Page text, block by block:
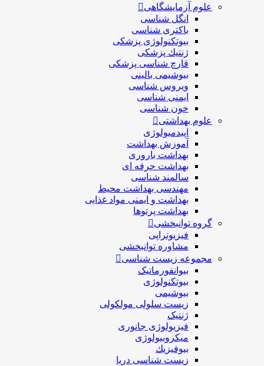
علوم آزمایشگاهی
انگل شناسی
باکتری شناسی
بیوتکنولوژی پزشکی
ژنتيك پزشکی
قارچ شناسی پزشكی
بیوشیمی بالینی
ویروس شناسی
ایمنی شناسی
خون شناسی
علوم بهداشتی
اپیدمیولوژی
آموزش بهداشت
بهداشت باروری
بهداشت حرفه ای
سالمند شناسی
مهندسی بهداشت محيط
بهداشت و ایمنی مواد غذایی
بهداشت پرتوها
گروه توانبخشی
فیزیوتراپی
مشاوره توانبخشی
مجموعه زیست شناسی
بیوانفورماتیک
بیوتکنولوژی
بیوشیمی
زیست سلولی مولکولی
ژنتیک
فیزیولوژی جانوری
میکروبیولوژی
بيوفيزيك
زیست شناسی دریا